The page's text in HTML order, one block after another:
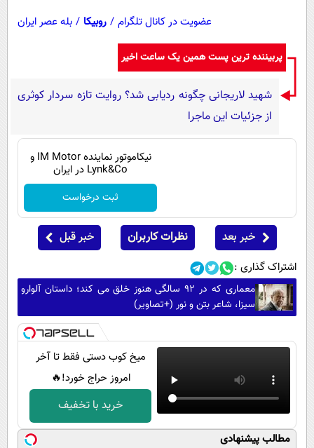
حیات وحش
عضویت در کانال تلگرام / روبیکا / بله عصر ایران
پربیننده ترین پست همین یک ساعت اخیر
شهید لاریجانی چگونه ردیابی شد؟ روایت تازه سردار کوثری
از جزئیات این ماجرا
نیکاموتور نماینده IM Motor و
Lynk&Co در ایران
ثبت درخواست
خبر بعد نظرات کاربران خبر قبل
اشتراک گذاری :
معماری که در 92 سالگی هنوز خلق می کند؛ داستان آلوارو
سیزا، شاعر بتن و نور (+تصاویر)
میخ کوب دستی فقط تا آخر
امروز حراج خورد!🔥
خرید با تخفیف
مطالب پیشنهادی